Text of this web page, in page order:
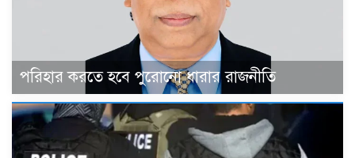
পরিহার করতে হবে পুরোনো ধারার রাজনীতি